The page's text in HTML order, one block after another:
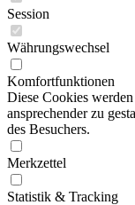
Session
Währungswechsel
Komfortfunktionen
Diese Cookies
ansprechender zu
des Besuchers.
Merkzettel
Statistik & Tracking